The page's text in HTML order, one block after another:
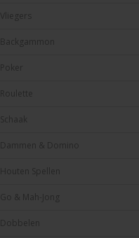
Vliegers
Backgammon
Poker
Roulette
Schaak
Dammen & Domino
Houten Spellen
Go & Mah-Jong
Dobbelen